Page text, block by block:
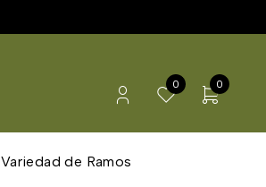
0 0
Variedad de Ramos